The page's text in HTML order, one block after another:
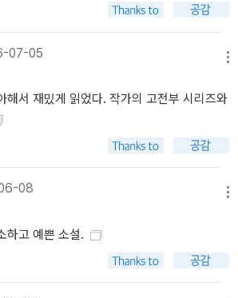
07-05
해서 재밌게 읽었다. 작가의 고전부 시리즈와
08
하고 예쁜 소설.